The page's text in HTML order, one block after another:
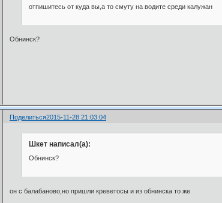
отпишитесь от куда вы,а то смуту на водите среди калужан
Обнинск?
Поделиться2015-11-28 21:03:04
Шкет написал(а):
Обнинск?
он с балабаново,но пришли креветосы и из обнинска то же